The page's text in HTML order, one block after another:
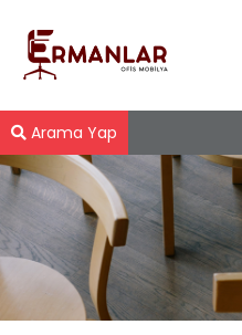
Arama Yap